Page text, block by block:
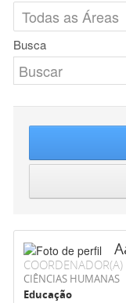
Busca
COORDENADOR(A)
CIÊNCIAS HUMANAS
Educação